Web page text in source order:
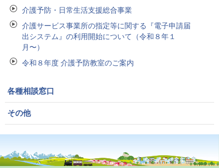
介護予防・日常生活支援総合事業
介護サービス事業所の指定等に関する『電子申請届
出システム』の利用開始について（令和８年１
月〜）
令和８年度 介護予防教室のご案内
各種相談窓口
その他